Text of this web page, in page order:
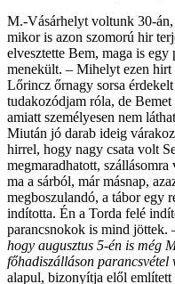
M.-Vásárhelyt voltunk 30-án,
mikor is azon szomorú hir
elvesztette Bem, maga is
menekült. – Mihelyt ezen
Lőrincz őrnagy sorsa
tudakozódjam róla, de
amiatt személyesen nem
Miután jó darab ideig
hirrel, hogy nagy csata volt
megmaradhatott,
ma a sárból, már másnap,
megboszulandó, a tábor egy
indította. Én a Torda felé
parancsnokok is mind jöttek.
hogy augusztus 5-én is még
főhadiszálláson parancsvétel
alapul, bizonyítja elől